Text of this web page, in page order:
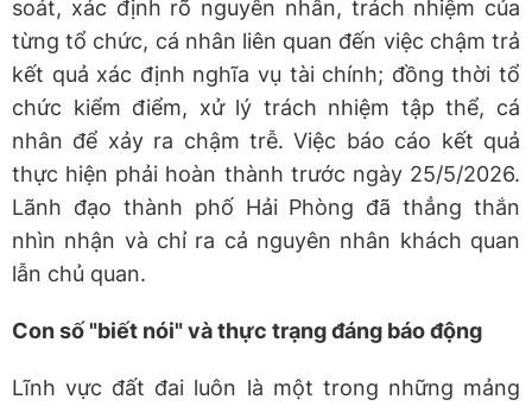
soát, xác định rõ nguyên nhân, trách nhiệm của
từng tổ chức, cá nhân liên quan đến việc chậm trả
kết quả xác định nghĩa vụ tài chính; đồng thời tổ
chức kiểm điểm, xử lý trách nhiệm tập thể, cá
nhân để xảy ra chậm trễ. Việc báo cáo kết quả
thực hiện phải hoàn thành trước ngày 25/5/2026.
Lãnh đạo thành phố Hải Phòng đã thẳng thắn
nhìn nhận và chỉ ra cả nguyên nhân khách quan
lẫn chủ quan.
Con số "biết nói" và thực trạng đáng báo động
Lĩnh vực đất đai luôn là một trong những mảng